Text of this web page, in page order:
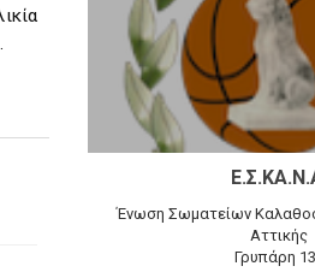
Ένωση Σωματείων
Αττικής
Γρυπάρη